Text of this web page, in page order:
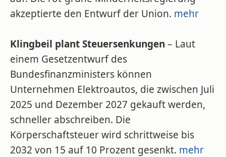
akzeptierte den Entwurf der Union. mehr
Klingbeil plant Steuersenkungen – Laut
einem Gesetzentwurf des
Bundesfinanzministers können
Unternehmen Elektroautos, die zwischen Juli
2025 und Dezember 2027 gekauft werden,
schneller abschreiben. Die
Körperschaftsteuer wird schrittweise bis
2032 von 15 auf 10 Prozent gesenkt. mehr